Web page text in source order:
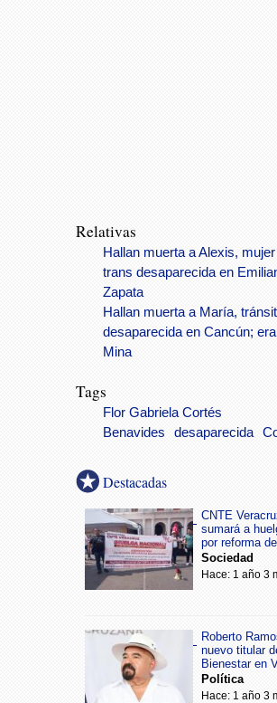
Relativas
Hallan muerta a Alexis, mujer
trans desaparecida en
Zapata
Hallan muerta a María,
desaparecida en Cancún;
Mina
Tags
Flor Gabriela Cortés
Benavides
desaparecida
Destacadas
CNTE
sumará a
por reforma
Sociedad
Hace: 1 año 3
Roberto
nuevo titular
Bienestar en
Política
Hace: 1 año 3